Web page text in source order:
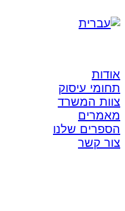
אודות
תחומי עיסוק
צוות המשרד
מאמרים
הספרים שלנו
צור קשר